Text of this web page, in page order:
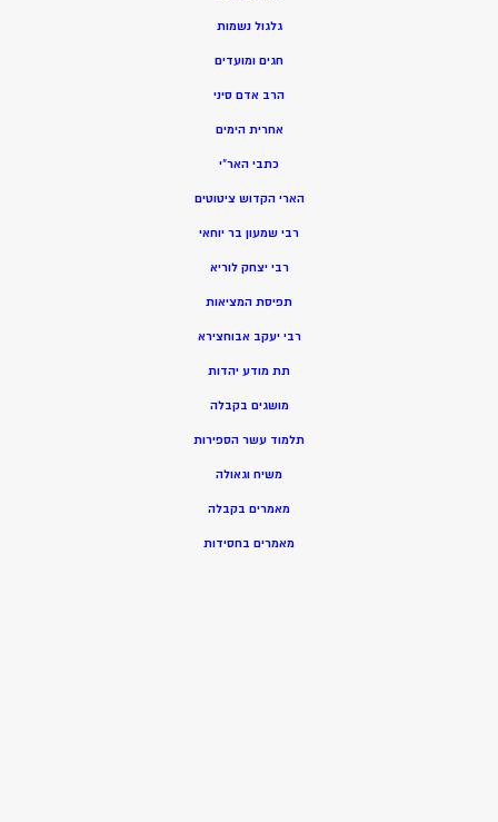
גלגול נשמות
חגים ומועדים
הרב אדם סיני
אחרית הימים
כתבי האר”י
הארי הקדוש ציטוטים
רבי שמעון בר יוחאי
רבי יצחק לוריא
תפיסת המציאות
רבי יעקב אבוחצירא
תת מודע יהדות
מושגים בקבלה
תלמוד עשר הספירות
משיח וגאולה
מאמרים בקבלה
מאמרים בחסידות